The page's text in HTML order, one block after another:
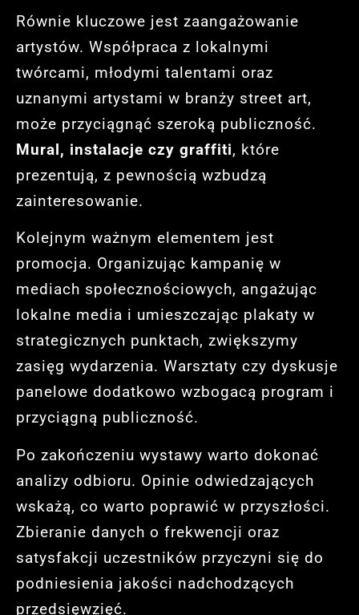
Równie kluczowe jest zaangażowanie
artystów. Współpraca z lokalnymi
twórcami, młodymi talentami oraz
uznanymi artystami w branży street art,
może przyciągnąć szeroką publiczność.
Mural, instalacje czy graffiti, które
prezentują, z pewnością wzbudzą
zainteresowanie.
Kolejnym ważnym elementem jest
promocja. Organizując kampanię w
mediach społecznościowych, angażując
lokalne media i umieszczając plakaty w
strategicznych punktach, zwiększymy
zasięg wydarzenia. Warsztaty czy dyskusje
panelowe dodatkowo wzbogacą program i
przyciągną publiczność.
Po zakończeniu wystawy warto dokonać
analizy odbioru. Opinie odwiedzających
wskażą, co warto poprawić w przyszłości.
Zbieranie danych o frekwencji oraz
satysfakcji uczestników przyczyni się do
podniesienia jakości nadchodzących
przedsięwzięć.